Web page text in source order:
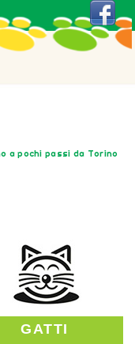
a pochi passi da Torino
GATTI